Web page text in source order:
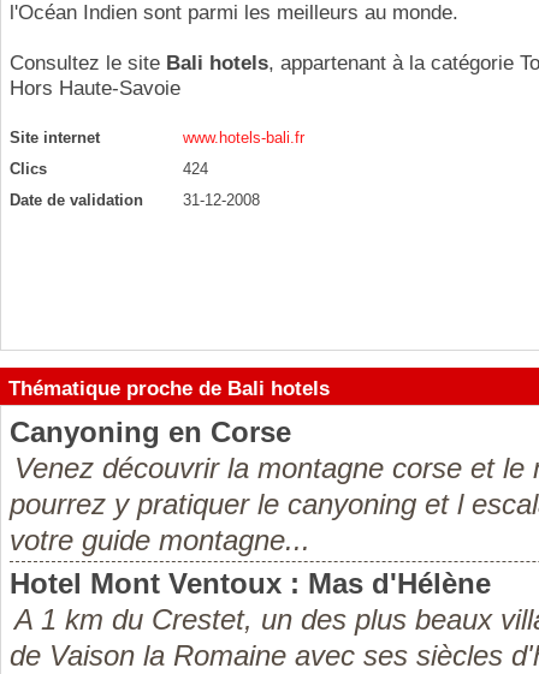
l'Océan Indien sont parmi les meilleurs au monde.
Consultez le site Bali hotels, appartenant à la catégorie
Hors Haute-Savoie
Site internet
www.hotels-bali.fr
Clics
424
Date de validation
31-12-2008
Thématique proche de Bali hotels
Canyoning en Corse
Venez découvrir la montagne corse et
pourrez y pratiquer le canyoning et l
votre guide montagne...
Hotel Mont Ventoux : Mas d'Hélène
A 1 km du Crestet, un des plus beaux
de Vaison la Romaine avec ses siècles